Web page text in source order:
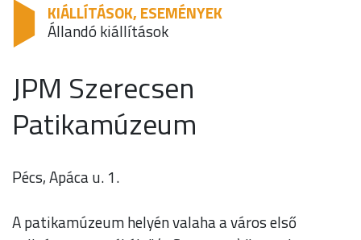
KIÁLLÍTÁSOK, ESEMÉNYEK
Állandó kiállítások
JPM Szerecsen
Patikamúzeum
Pécs, Apáca u. 1.
A patikamúzeum helyén valaha a város első